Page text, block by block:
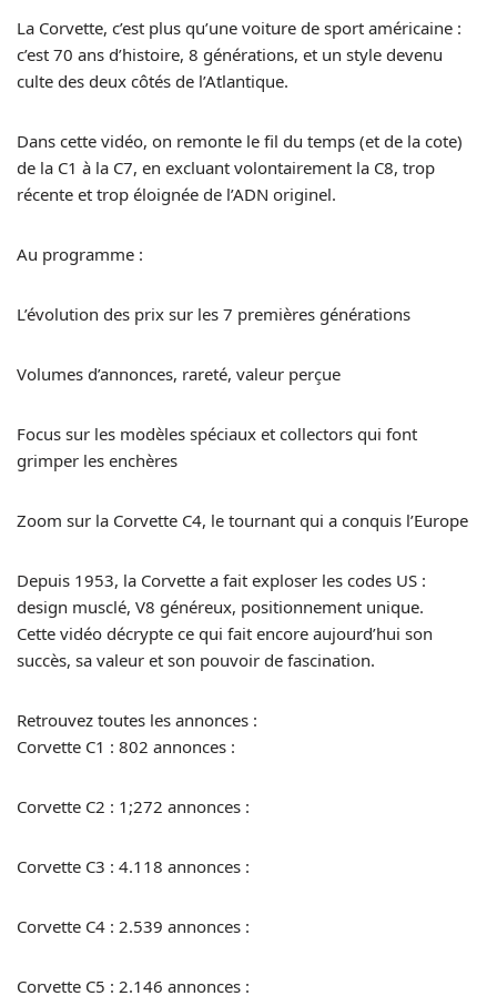
La Corvette, c’est plus qu’une voiture de sport américaine :
c’est 70 ans d’histoire, 8 générations, et un style devenu
culte des deux côtés de l’Atlantique.
Dans cette vidéo, on remonte le fil du temps (et de la cote)
de la C1 à la C7, en excluant volontairement la C8, trop
récente et trop éloignée de l’ADN originel.
Au programme :
L’évolution des prix sur les 7 premières générations
Volumes d’annonces, rareté, valeur perçue
Focus sur les modèles spéciaux et collectors qui font
grimper les enchères
Zoom sur la Corvette C4, le tournant qui a conquis l’Europe
Depuis 1953, la Corvette a fait exploser les codes US :
design musclé, V8 généreux, positionnement unique.
Cette vidéo décrypte ce qui fait encore aujourd’hui son
succès, sa valeur et son pouvoir de fascination.
Retrouvez toutes les annonces :
Corvette C1 : 802 annonces :
Corvette C2 : 1;272 annonces :
Corvette C3 : 4.118 annonces :
Corvette C4 : 2.539 annonces :
Corvette C5 : 2.146 annonces :